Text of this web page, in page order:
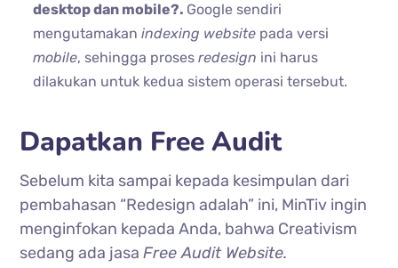
desktop dan mobile?. Google sendiri
mengutamakanindexing website pada versi
mobile, sehingga prosesredesign ini harus
dilakukan untuk kedua sistem operasi tersebut.
Dapatkan Free Audit
Sebelum kita sampai kepada kesimpulan dari
pembahasan “Redesign adalah” ini, MinTiv ingin
menginfokan kepada Anda, bahwa Creativism
sedang ada jasaFree Audit Website.